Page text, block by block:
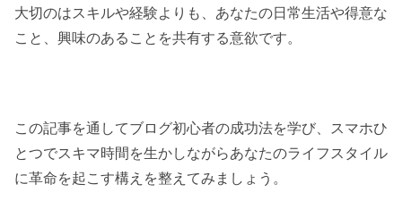
大切のはスキルや経験よりも、あなたの日常生活や得意な
こと、興味のあることを共有する意欲です。
この記事を通してブログ初心者の成功法を学び、スマホひ
とつでスキマ時間を生かしながらあなたのライフスタイル
に革命を起こす構えを整えてみましょう。